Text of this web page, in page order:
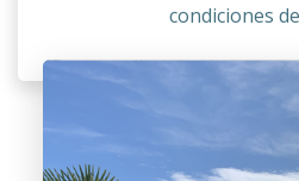
condiciones